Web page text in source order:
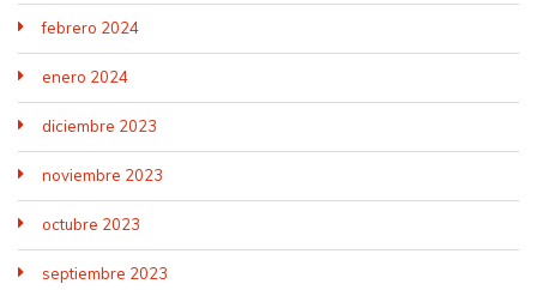
febrero 2024
enero 2024
diciembre 2023
noviembre 2023
octubre 2023
septiembre 2023